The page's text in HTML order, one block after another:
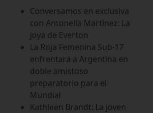
Conversamos en exclusiva
con Antonella Martínez: La
joya de Everton
La Roja Femenina Sub-17
enfrentará a Argentina en
doble amistoso
preparatorio para el
Mundial
Kathleen Brandt: La joven